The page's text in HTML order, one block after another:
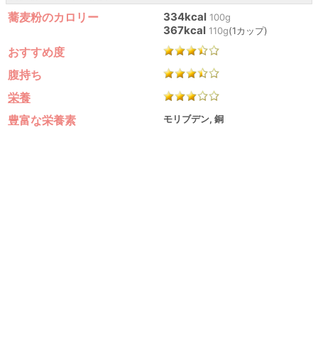
蕎麦粉のカロリー 334kcal 100g
367kcal 110g(1カップ)
おすすめ度
腹持ち
栄養
豊富な栄養素
モリブデン, 銅